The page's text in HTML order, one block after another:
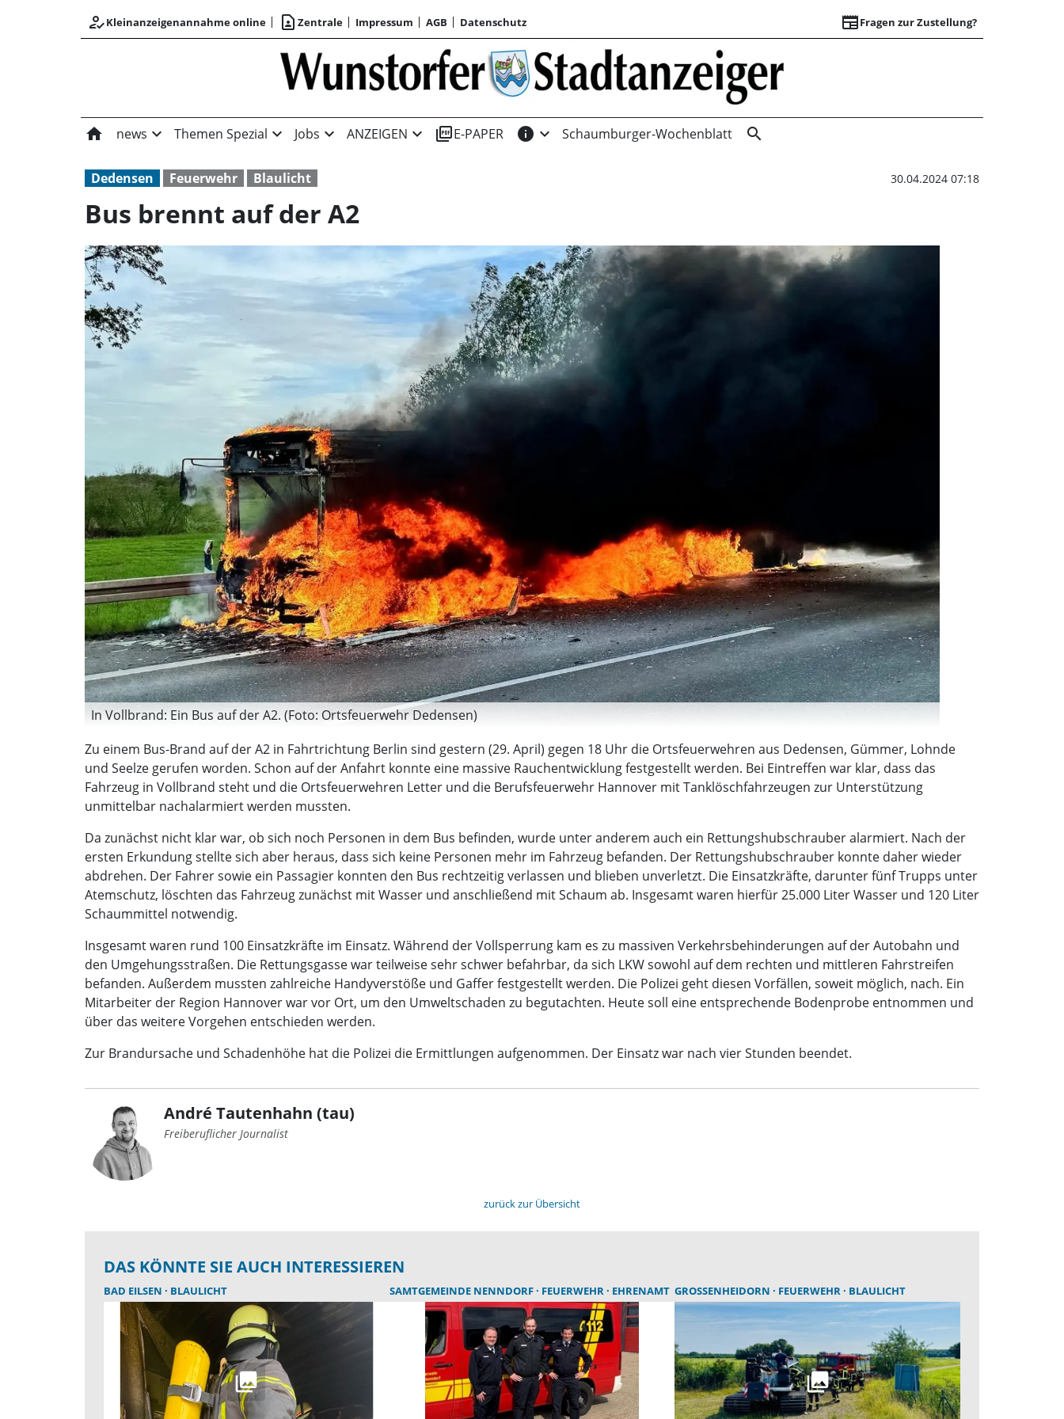
how_to_regKleinanzeigenannahme online contact_page Zentrale Impressum AGB Datenschutz newspaperFragen zur Zustellung?
Bus brennt auf
home news expand_more Themen Spezial expand_more Jobs expand_more ANZEIGEN expand_more picture_as_pdfE-PAPER info expand_more Schaumburger-Wochenblatt search
Dedensen Feuerwehr Blaulicht 30.04.2024 07:18
Bus brennt auf der A2
In Vollbrand: Ein Bus auf der A2. (Foto: Ortsfeuerwehr Dedensen)
Zu einem Bus-Brand auf der A2 in Fahrtrichtung Berlin sind gestern (29. April) gegen 18 Uhr die Ortsfeuerwehren aus Dedensen, Gümmer, Lohnde
und Seelze gerufen worden. Schon auf der Anfahrt konnte eine massive Rauchentwicklung festgestellt werden. Bei Eintreffen war klar, dass das
Fahrzeug in Vollbrand steht und die Ortsfeuerwehren Letter und die Berufsfeuerwehr Hannover mit Tanklöschfahrzeugen zur Unterstützung
unmittelbar nachalarmiert werden mussten.
Da zunächst nicht klar war, ob sich noch Personen in dem Bus befinden, wurde unter anderem auch ein Rettungshubschrauber alarmiert. Nach der
ersten Erkundung stellte sich aber heraus, dass sich keine Personen mehr im Fahrzeug befanden. Der Rettungshubschrauber konnte daher wieder
abdrehen. Der Fahrer sowie ein Passagier konnten den Bus rechtzeitig verlassen und blieben unverletzt. Die Einsatzkräfte, darunter fünf Trupps unter
Atemschutz, löschten das Fahrzeug zunächst mit Wasser und anschließend mit Schaum ab. Insgesamt waren hierfür 25.000 Liter Wasser und 120 Liter
Schaummittel notwendig.
Insgesamt waren rund 100 Einsatzkräfte im Einsatz. Während der Vollsperrung kam es zu massiven Verkehrsbehinderungen auf der Autobahn und
den Umgehungsstraßen. Die Rettungsgasse war teilweise sehr schwer befahrbar, da sich LKW sowohl auf dem rechten und mittleren Fahrstreifen
befanden. Außerdem mussten zahlreiche Handyverstöße und Gaffer festgestellt werden. Die Polizei geht diesen Vorfällen, soweit möglich, nach. Ein
Mitarbeiter der Region Hannover war vor Ort, um den Umweltschaden zu begutachten. Heute soll eine entsprechende Bodenprobe entnommen und
über das weitere Vorgehen entschieden werden.
Zur Brandursache und Schadenhöhe hat die Polizei die Ermittlungen aufgenommen. Der Einsatz war nach vier Stunden beendet.
André Tautenhahn (tau)
Freiberuflicher Journalist
zurück zur Übersicht
DAS KÖNNTE SIE AUCH INTERESSIEREN
BAD EILSEN BLAULICHT SAMTGEMEINDE NENNDORF FEUERWEHR EHRENAMT GROSSENHEIDORN FEUERWEHR BLAULICHT